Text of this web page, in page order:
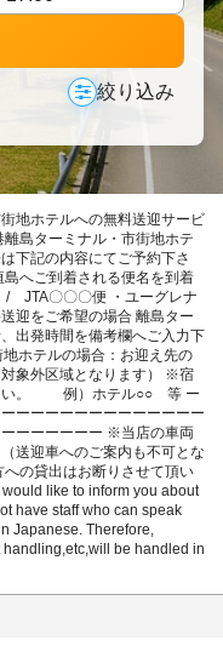
絞り込み
地ホテルへの無料送迎サービ
島ターミナル・市街地ホテ
下記の内容にてご予約下さ
へご到着される便名を到着
JTA〇〇〇便 ・ユーグレナ
迎をご希望の場合 離島ター
出発時間を備考欄へご入力下
ホテルの場合：お迎え先の
象外区域となります） ※宿
さい。 例）ホテル○○ 等 ー
ーーーーーーーーーーーーー
ーーーーーー ※当店の車両
送迎車へのご案内も不可とな
の貸出はお断りさせて頂い
like to inform you about
have staff who can speak
Japanese. Therefore,
be handled in